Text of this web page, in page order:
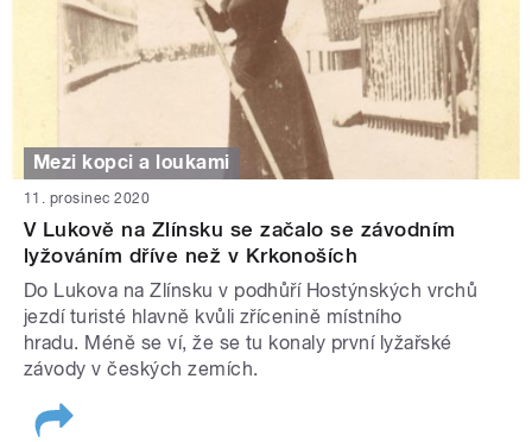
Mezi kopci a loukami
11. prosinec 2020
V Lukově na Zlínsku se začalo se závodním
lyžováním dříve než v Krkonoších
Do Lukova na Zlínsku v podhůří Hostýnských vrchů
jezdí turisté hlavně kvůli zřícenině místního
hradu. Méně se ví, že se tu konaly první lyžařské
závody v českých zemích.